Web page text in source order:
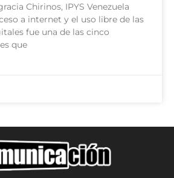
Chirinos, IPYS Venezuela
a internet y el uso libre de las
fue una de las cinco
que